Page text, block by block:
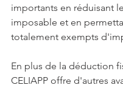
importants en réduisant
imposable et en
totalement exempts
En plus de la déduction
CELIAPP offre d'autres